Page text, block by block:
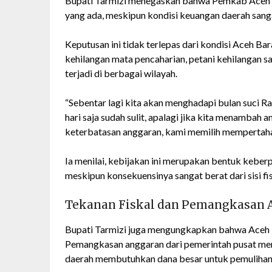
yang ada, meskipun kondisi keuangan daerah
Keputusan ini tidak terlepas dari kondisi Aceh
kehilangan mata pencaharian, petani kehilangan
terjadi di berbagai wilayah.
“Sebentar lagi kita akan menghadapi bulan suci
hari saja sudah sulit, apalagi jika kita menambah
keterbatasan anggaran, kami memilih
Ia menilai, kebijakan ini merupakan bentuk
meskipun konsekuensinya sangat berat dari sisi
Tekanan Fiskal dan Pemangkasan
Bupati Tarmizi juga mengungkapkan bahwa
Pemangkasan anggaran dari pemerintah pusat
daerah membutuhkan dana besar untuk